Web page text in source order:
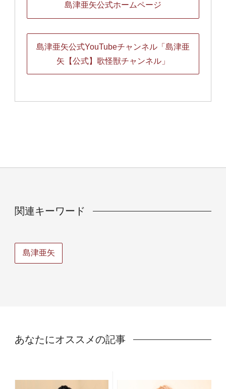
島津亜矢公式ホームページ
島津亜矢公式YouTubeチャンネル「島津亜
矢【公式】歌怪獣チャンネル」
関連キーワード
島津亜矢
あなたにオススメの記事